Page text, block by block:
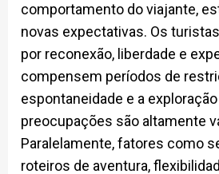
comportamento do viajante,
novas expectativas. Os
por reconexão, liberdade e
compensem períodos de
espontaneidade e a
preocupações são altamente
Paralelamente, fatores como
roteiros de aventura,